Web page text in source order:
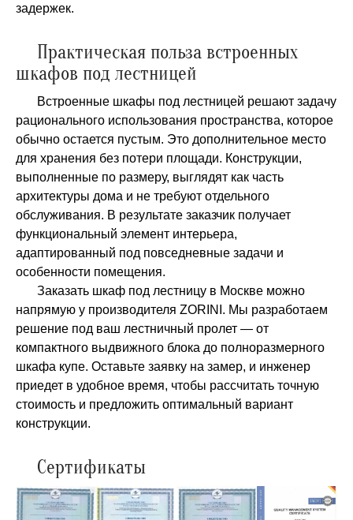
задержек.
Практическая польза встроенных
шкафов под лестницей
Встроенные шкафы под лестницей решают задачу
рационального использования пространства, которое
обычно остается пустым. Это дополнительное место
для хранения без потери площади. Конструкции,
выполненные по размеру, выглядят как часть
архитектуры дома и не требуют отдельного
обслуживания. В результате заказчик получает
функциональный элемент интерьера,
адаптированный под повседневные задачи и
особенности помещения.
Заказать шкаф под лестницу в Москве можно
напрямую у производителя ZORINI. Мы разработаем
решение под ваш лестничный пролет — от
компактного выдвижного блока до полноразмерного
шкафа купе. Оставьте заявку на замер, и инженер
приедет в удобное время, чтобы рассчитать точную
стоимость и предложить оптимальный вариант
конструкции.
Сертификаты